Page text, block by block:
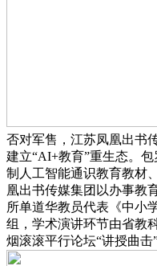
否对军售，江苏凤凰出书
建立“AI+教育”重生态。
制人工智能通识教育教材
凰出书传媒集团以办事教
所单道华教员代表《中小
组，学术演讲环节由省教
烟滚滚平行论坛“讲授曲击